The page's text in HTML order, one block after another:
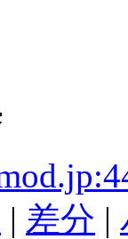
| 差分 |